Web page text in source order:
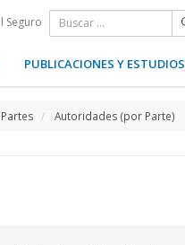
Seguro
PUBLICACIONES Y ESTUDIOS
Autoridades (por Parte)